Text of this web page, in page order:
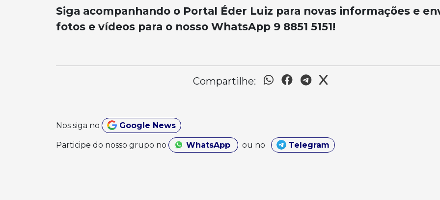
Siga acompanhando o Portal Éder Luiz para novas informações e
fotos e vídeos para o nosso WhatsApp 9 8851 5151!
Compartilhe:
Nos siga no Google News
Participe do nosso grupo no WhatsApp ou no Telegram